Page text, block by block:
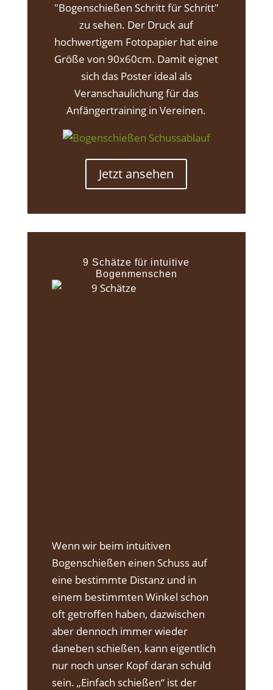
"Bogenschießen Schritt für Schritt"
zu sehen. Der Druck auf
hochwertigem Fotopapier hat eine
Größe von 90x60cm. Damit eignet
sich das Poster ideal als
Veranschaulichung für das
Anfängertraining in Vereinen.
Jetzt ansehen
9 Schätze für intuitive
Bogenmenschen
Wenn wir beim intuitiven
Bogenschießen einen Schuss auf
eine bestimmte Distanz und in
einem bestimmten Winkel schon
oft getroffen haben, dazwischen
aber dennoch immer wieder
daneben schießen, kann eigentlich
nur noch unser Kopf daran schuld
sein. „Einfach schießen“ ist der